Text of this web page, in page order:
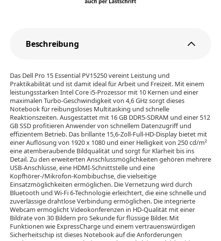
Beschreibung
Das Dell Pro 15 Essential PV15250 vereint Leistung und
Praktikabilität und ist damit ideal für Arbeit und Freizeit. Mit einem
leistungsstarken Intel Core i5-Prozessor mit 10 Kernen und einer
maximalen Turbo-Geschwindigkeit von 4,6 GHz sorgt dieses
Notebook für reibungsloses Multitasking und schnelle
Reaktionszeiten. Ausgestattet mit 16 GB DDR5-SDRAM und einer 512
GB SSD profitieren Anwender von schnellem Datenzugriff und
effizientem Betrieb. Das brillante 15,6-Zoll-Full-HD-Display bietet mit
einer Auflösung von 1920 x 1080 und einer Helligkeit von 250 cd/m²
eine atemberaubende Bildqualität und sorgt für Klarheit bis ins
Detail. Zu den erweiterten Anschlussmöglichkeiten gehören mehrere
USB-Anschlüsse, eine HDMI-Schnittstelle und eine
Kopfhörer-/Mikrofon-Kombibuchse, die vielseitige
Einsatzmöglichkeiten ermöglichen. Die Vernetzung wird durch
Bluetooth und Wi-Fi 6-Technologie erleichtert, die eine schnelle und
zuverlässige drahtlose Verbindung ermöglichen. Die integrierte
Webcam ermöglicht Videokonferenzen in HD-Qualität mit einer
Bildrate von 30 Bildern pro Sekunde für flüssige Bilder. Mit
Funktionen wie ExpressCharge und einem vertrauenswürdigen
Sicherheitschip ist dieses Notebook auf die Anforderungen